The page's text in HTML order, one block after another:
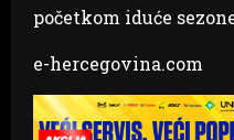
početkom iduće
e-hercegovina.com